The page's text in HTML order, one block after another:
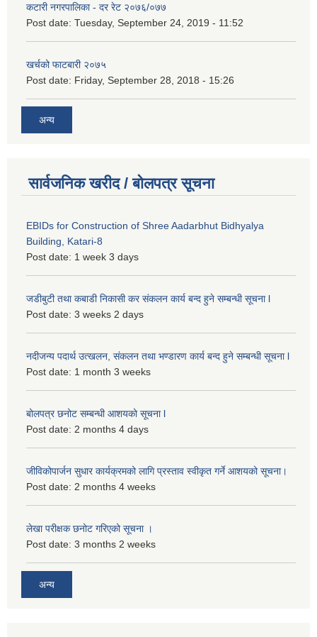
कटारी नगरपालिका - दर रेट २०७६/०७७
Post date: Tuesday, September 24, 2019 - 11:52
खर्चको फाटबारी २०७५
Post date: Friday, September 28, 2018 - 15:26
अन्य
सार्वजनिक खरीद / बोलपत्र सूचना
EBIDs for Construction of Shree Aadarbhut Bidhyalya
Building, Katari-8
Post date: 1 week 3 days
जडीबुटी तथा कबाडी निकासी कर संकलन कार्य बन्द हुने सम्बन्धी सूचना l
Post date: 3 weeks 2 days
नदीजन्य पदार्थ उत्खलन, संकलन तथा भण्डारण कार्य बन्द हुने सम्बन्धी सूचना l
Post date: 1 month 3 weeks
बोलपत्र छनोट सम्बन्धी आशयको सूचना l
Post date: 2 months 4 days
जीविकोपार्जन सुधार कार्यक्रमको लागि प्रस्ताव स्वीकृत गर्ने आशयको सूचना।
Post date: 2 months 4 weeks
लेखा परीक्षक छनोट गरिएको सूचना ।
Post date: 3 months 2 weeks
अन्य